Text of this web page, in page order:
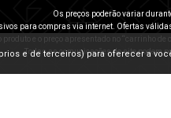
e de terceiros) para oferecer a
Os preços poderão variar
para compras via internet. Ofertas
produto e o preço apresentado no “carrinho
Todas as comunicações do site podem